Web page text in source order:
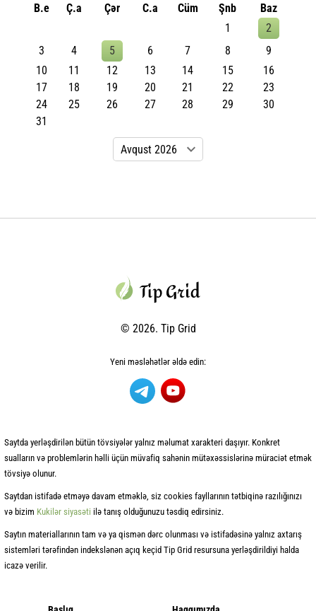
B.e
Ç.a Çər C.a Cüm Şnb
Baz
1
2
3
4 5 6 7 8
9
10
11 12 13 14 15
16
17
18 19 20 21 22
23
24
25 26 27 28 29
30
31
© 2026. Tip Grid
Yeni məsləhətlər əldə edin:
Saytda yerləşdirilən bütün tövsiyələr yalnız məlumat xarakteri daşıyır. Konkret
sualların və problemlərin həlli üçün müvafiq sahənin mütəxəssislərinə müraciət etmək
tövsiyə olunur.
Saytdan istifadə etməyə davam etməklə, siz cookies fayllarının tətbiqinə razılığınızı
və bizim Kukilər siyasəti ilə tanış olduğunuzu təsdiq edirsiniz.
Saytın materiallarının tam və ya qismən dərc olunması və istifadəsinə yalnız axtarış
sistemləri tərəfindən indekslənən açıq keçid Tip Grid resursuna yerləşdirildiyi halda
icazə verilir.